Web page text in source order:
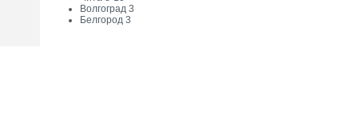
Волгоград 3
Белгород 3